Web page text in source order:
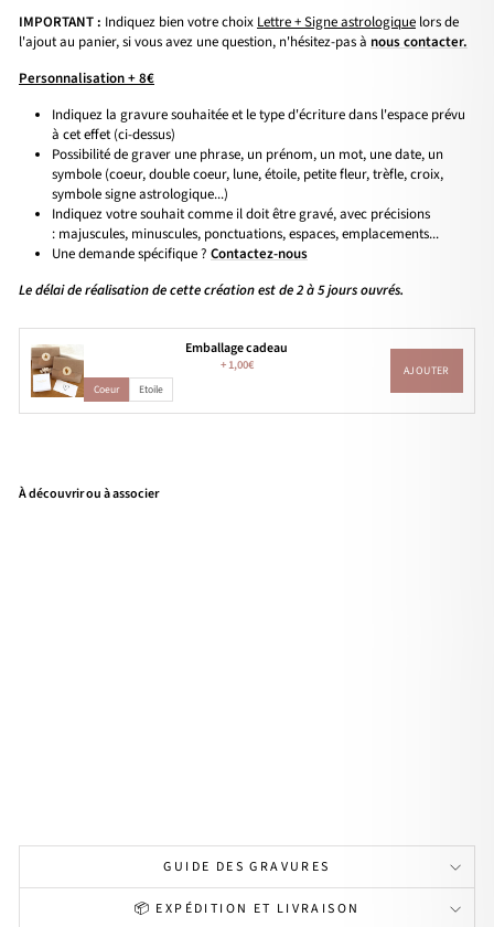
IMPORTANT : Indiquez bien votre choix Lettre + Signe astrologique lors de
l'ajout au panier, si vous avez une question, n'hésitez-pas à nous contacter.
Personnalisation + 8€
Indiquez la gravure souhaitée et le type d'écriture dans l'espace prévu
à cet effet (ci-dessus)
Possibilité de graver une phrase, un prénom, un mot, une date, un
symbole (coeur, double coeur, lune, étoile, petite fleur, trèfle, croix,
symbole signe astrologique...)
Indiquez votre souhait comme il doit être gravé, avec précisions
: majuscules, minuscules, ponctuations, espaces, emplacements...
Une demande spécifique ? Contactez-nous
Le délai de réalisation de cette création est de 2 à 5 jours ouvrés.
Emballage cadeau
+1,00€
Coeur Etoile
AJOUTER
À découvrir ou à associer
GUIDE DES GRAVURES
📦 EXPÉDITION ET LIVRAISON